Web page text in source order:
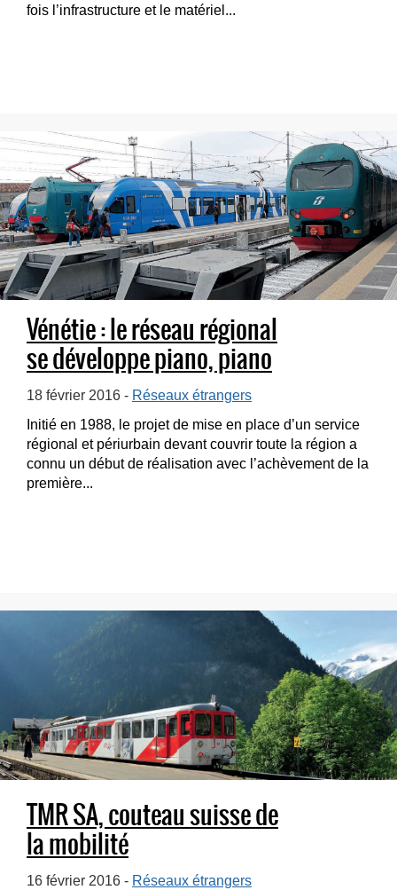
fois l’infrastructure et le matériel...
Vénétie : le réseau régional
se développe piano, piano
18 février 2016 - Réseaux étrangers
Initié en 1988, le projet de mise en place d’un service
régional et périurbain devant couvrir toute la région a
connu un début de réalisation avec l’achèvement de la
première...
TMR SA, couteau suisse de
la mobilité
16 février 2016 - Réseaux étrangers